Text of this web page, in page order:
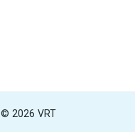
© 2026 VRT